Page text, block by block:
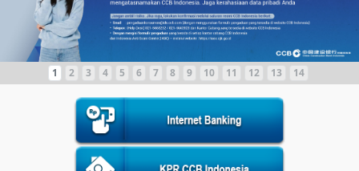
1 2 3 4 5 6 7 8 9 10 11 12 13 14